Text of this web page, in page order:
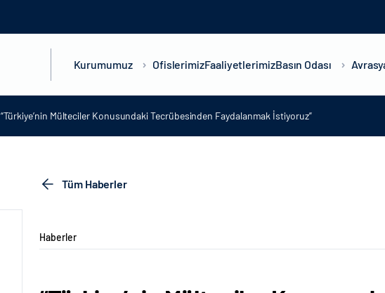
Kurumumuz OfislerimizFaaliyetlerimizBasın Odası
“Türkiye’nin Mülteciler Konusundaki Tecrübesinden Faydalanmak İstiyoruz”
Tüm Haberler
Haberler